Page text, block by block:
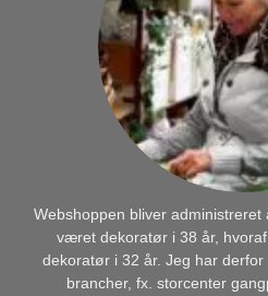
Webshoppen bliver
været dekoratør i 38 år,
dekoratør i 32 år. Jeg har
brancher, fx. storcenter